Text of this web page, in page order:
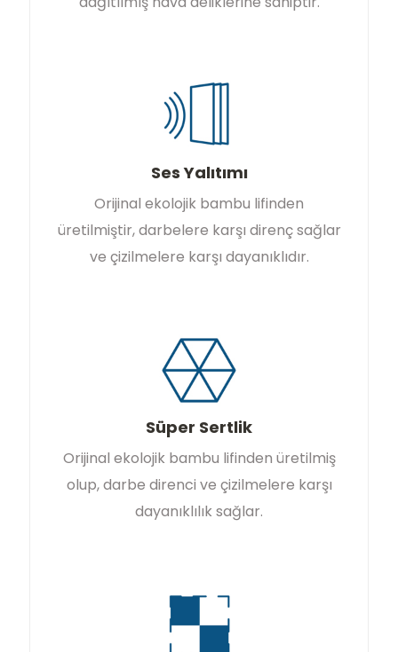
Ses Yalıtımı
Orijinal ekolojik bambu lifinden
üretilmiştir, darbelere karşı direnç sağlar
ve çizilmelere karşı dayanıklıdır.
Süper Sertlik
Orijinal ekolojik bambu lifinden üretilmiş
olup, darbe direnci ve çizilmelere karşı
dayanıklılık sağlar.